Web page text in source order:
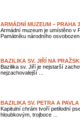
ARMÁDNÍ MUZEUM – PRAHA
Armádní muzeum je umístěno v
Památníku národního
BAZILIKA SV. JIŘÍ NA
Bazilika sv. Jiří je nejstarší
nejzachovalejší ...
BAZILIKA SV. PETRA A
Kapitulní chrám tvoří petilodní
hloubkovým, trojboce ...